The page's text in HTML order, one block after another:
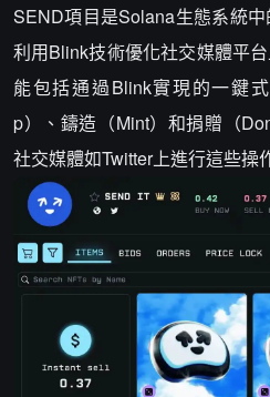
SEND項目是Solana生態系統
利用Blink技術優化社交媒體平
能包括通過Blink實現的一鍵
p）、鑄造（Mint）和捐贈（
社交媒體如Twitter上進行這些操